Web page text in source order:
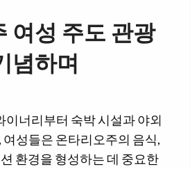
여성 주도 관광
념하며
이너리부터 숙박 시설과 야외
성들은 온타리오주의 음식,
환경을 형성하는 데 중요한